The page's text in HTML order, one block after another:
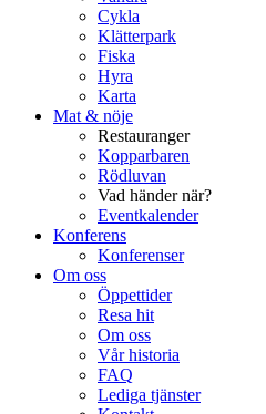
Cykla
Klätterpark
Fiska
Hyra
Karta
Mat & nöje
Restauranger
Kopparbaren
Rödluvan
Vad händer när?
Eventkalender
Konferens
Konferenser
Om oss
Öppettider
Resa hit
Om oss
Vår historia
FAQ
Lediga tjänster